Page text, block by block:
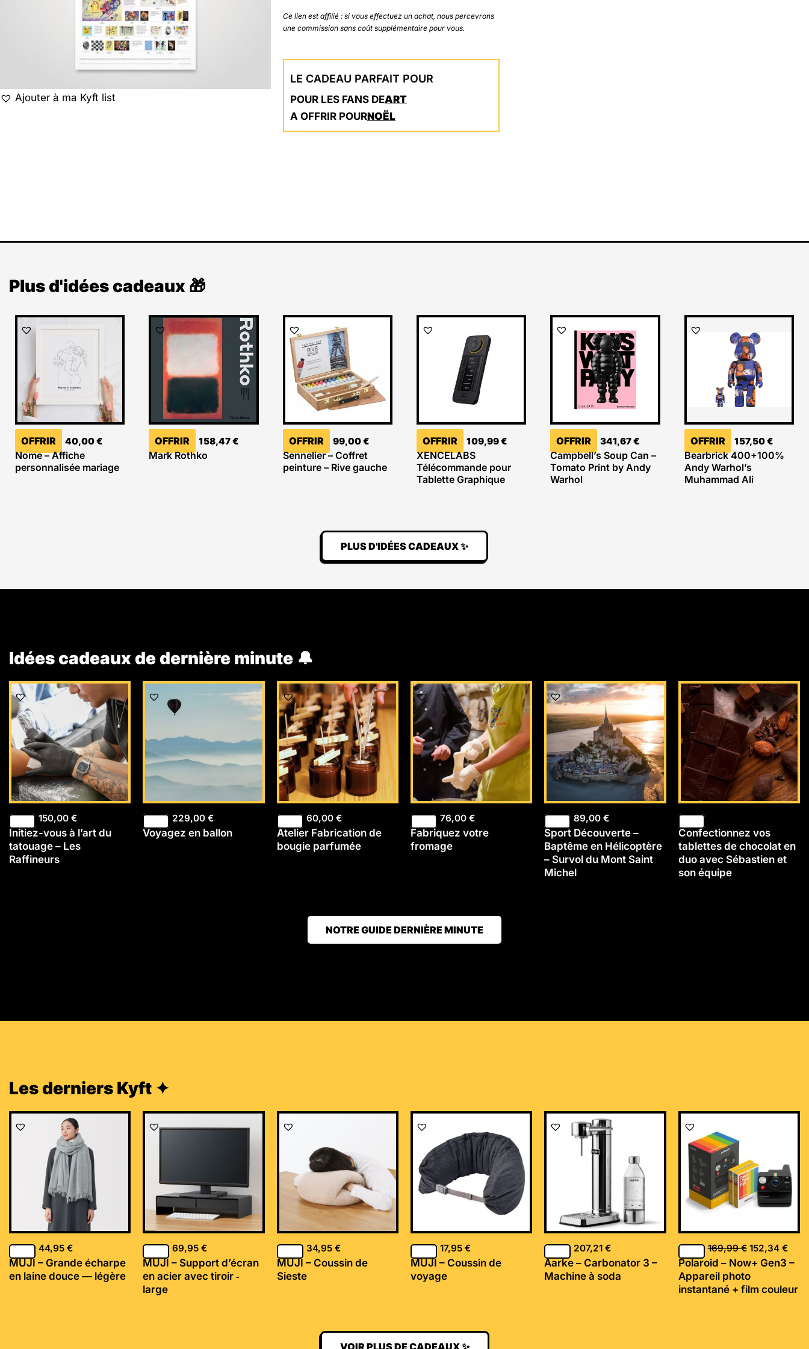
Ajouter à ma Kyft list
Ce lien est affilié : si vous effectuez un achat, nous percevrons
une commission sans coût supplémentaire pour vous.
LE CADEAU PARFAIT POUR
POUR LES FANS DEART
A OFFRIR POURNOËL
Plus d'idées cadeaux 🎁
OFFRIR 40,00€
Nome – Affiche
personnalisée mariage
OFFRIR 158,47€
Mark Rothko
OFFRIR 99,00€
Sennelier – Coffret
peinture – Rive gauche
OFFRIR 109,99€
XENCELABS
Télécommande pour
Tablette Graphique
OFFRIR 341,67€
Campbell’s Soup Can –
Tomato Print by Andy
Warhol
OFFRIR 157,50€
Bearbrick 400+100%
Andy Warhol’s
Muhammad Ali
PLUS D'IDÉES CADEAUX ✨
Idées cadeaux de dernière minute 🔔
150,00 €
Initiez-vous à l’art du
tatouage – Les
Raffineurs
229,00€
Voyagez en ballon
60,00 €
Atelier Fabrication de
bougie parfumée
76,00 €
Fabriquez votre
fromage
89,00€
Sport Découverte –
Baptême en Hélicoptère
– Survol du Mont Saint
Michel
Confectionnez vos
tablettes de chocolat en
duo avec Sébastien et
son équipe
NOTRE GUIDE DERNIÈRE MINUTE
Les derniers Kyft ✦
44,95 €
MUJI – Grande écharpe
en laine douce — légère
69,95€
MUJI – Support d’écran
en acier avec tiroir ‐
large
34,95 €
MUJI – Coussin de
Sieste
17,95 €
MUJI – Coussin de
voyage
207,21€
Aarke – Carbonator 3 –
Machine à soda
169,99€
Le
169,99 €.
152,34 €
Le
Polaroid – Now+ Gen3 –
Appareil photo
instantané + film couleur